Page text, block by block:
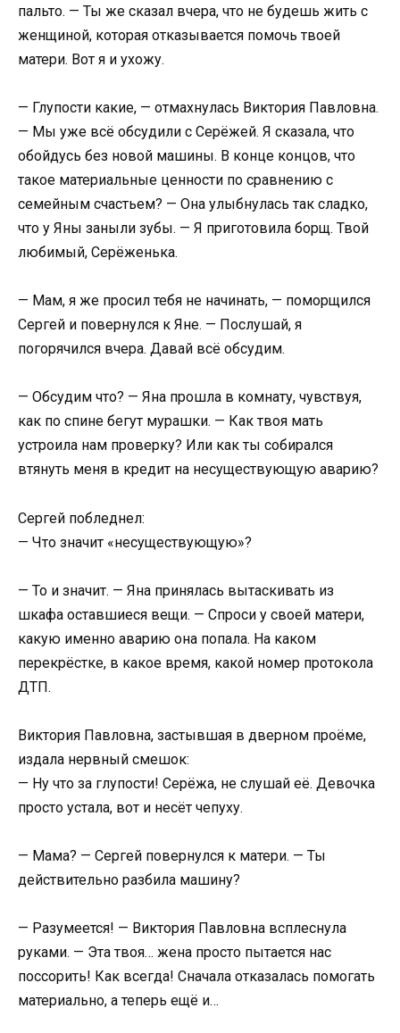
пальто. — Ты же сказал вчера, что не будешь жить с
женщиной, которая отказывается помочь твоей
матери. Вот я и ухожу.
— Глупости какие, — отмахнулась Виктория Павловна.
— Мы уже всё обсудили с Серёжей. Я сказала, что
обойдусь без новой машины. В конце концов, что
такое материальные ценности по сравнению с
семейным счастьем? — Она улыбнулась так сладко,
что у Яны заныли зубы. — Я приготовила борщ. Твой
любимый, Серёженька.
— Мам, я же просил тебя не начинать, — поморщился
Сергей и повернулся к Яне. — Послушай, я
погорячился вчера. Давай всё обсудим.
— Обсудим что? — Яна прошла в комнату, чувствуя,
как по спине бегут мурашки. — Как твоя мать
устроила нам проверку? Или как ты собирался
втянуть меня в кредит на несуществующую аварию?
Сергей побледнел:
— Что значит «несуществующую»?
— То и значит. — Яна принялась вытаскивать из
шкафа оставшиеся вещи. — Спроси у своей матери,
какую именно аварию она попала. На каком
перекрёстке, в какое время, какой номер протокола
ДТП.
Виктория Павловна, застывшая в дверном проёме,
издала нервный смешок:
— Ну что за глупости! Серёжа, не слушай её. Девочка
просто устала, вот и несёт чепуху.
— Мама? — Сергей повернулся к матери. — Ты
действительно разбила машину?
— Разумеется! — Виктория Павловна всплеснула
руками. — Эта твоя… жена просто пытается нас
поссорить! Как всегда! Сначала отказалась помогать
материально, а теперь ещё и…